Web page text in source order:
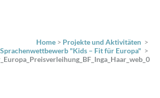
Home > Projekte und Aktivitäten >
"Kids – Fit für Europa" >